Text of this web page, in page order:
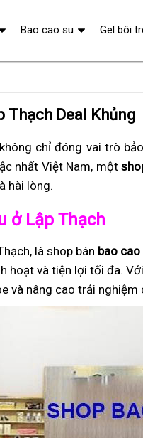
Thạch Deal Khủng
không chỉ đóng vai trò
nhất Việt Nam, một
hài lòng.
ở Lập Thạch
là shop bán bao cao
và tiện lợi tối đa.
và nâng cao trải nghiệm
Bao cao su Gel bôi